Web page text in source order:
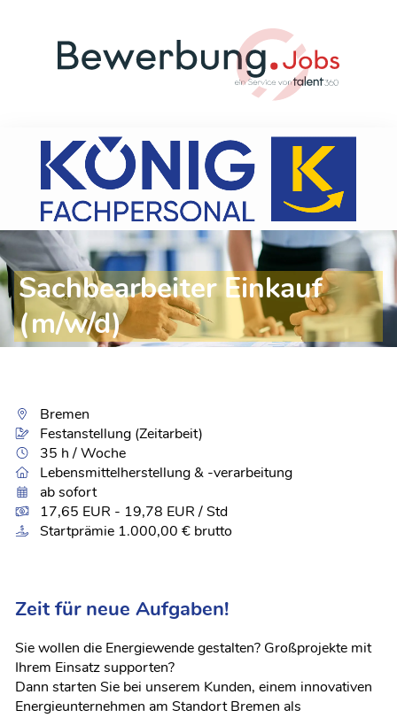
Sachbearbeiter Einkauf
(m/w/d)
Bremen
Festanstellung (Zeitarbeit)
35 h / Woche
Lebensmittelherstellung & -verarbeitung
ab sofort
17,65 EUR - 19,78 EUR / Std
Startprämie 1.000,00 € brutto
Zeit für neue Aufgaben!
Sie wollen die Energiewende gestalten? Großprojekte mit
Ihrem Einsatz supporten?
Dann starten Sie bei unserem Kunden, einem innovativen
Energieunternehmen am Standort Bremen als